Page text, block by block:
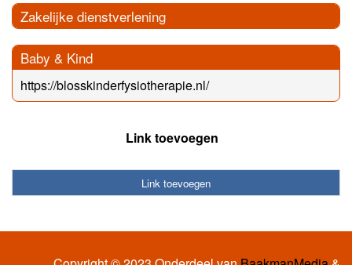
Zakelijke dienstverlening
Baby & Kind
https://blosskinderfysiotherapie.nl/
Link toevoegen
Link toevoegen